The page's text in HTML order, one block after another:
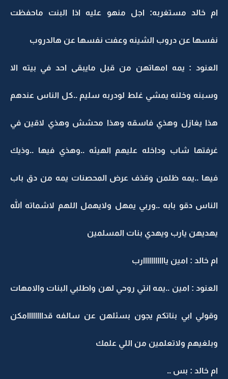
ام خالد مستغربه: اجل منهو عليه اذا البنت ماحفظت
نفسها عن دروب الشينه وعفت نفسها عن هالدروب
العنود : يمه امهاتهن من قبل مايبقى احد في بيته الا
وسبنه وخلنه يمشي غلط لودربه سليم ..كل الناس عندهم
هذا يغازل وهذي فاسقه وهذا محشش وهذي لاقين في
غرفتها شاب وداخله عليهم الهيئه ..وهذي فيها ..وذيك
فيها ..يمه ظلمن وقذف عرض المحصنات يمه من دق باب
الناس دقو بابه ..وربي يمهل ولايهمل اللهم لاشماته الله
يهديهن يارب ويهدي بنات المسلمين
ام خالد : امين يااااااااااارب
العنود : امين ..يمه انتي روحي لهن واطلبي البنات والامهات
وقولي ابي بناتكم يجون بسئلهن عن سالفه قداااااااامكن
وبلغيهم ولاتعلمين من اللي علمك
ام خالد : بس ..